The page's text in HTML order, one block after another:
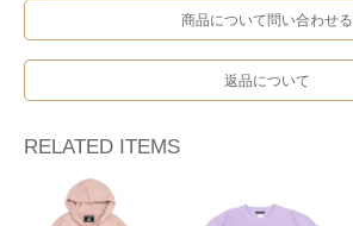
商品について問い合わせる
返品について
RELATED ITEMS